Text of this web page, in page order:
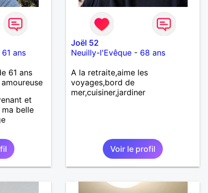
61 ans
61 ans
et
belle
Joël 52
Neuilly-l'Evêque - 68 ans
A la retraite,aime les
voyages,bord de
mer,cuisiner,jardiner
Voir le profil